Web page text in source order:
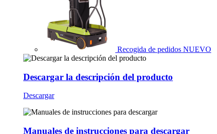
Recogida de pedidos NUEVO
Descargar la descripción del producto
Descargar
Manuales de instrucciones para descargar